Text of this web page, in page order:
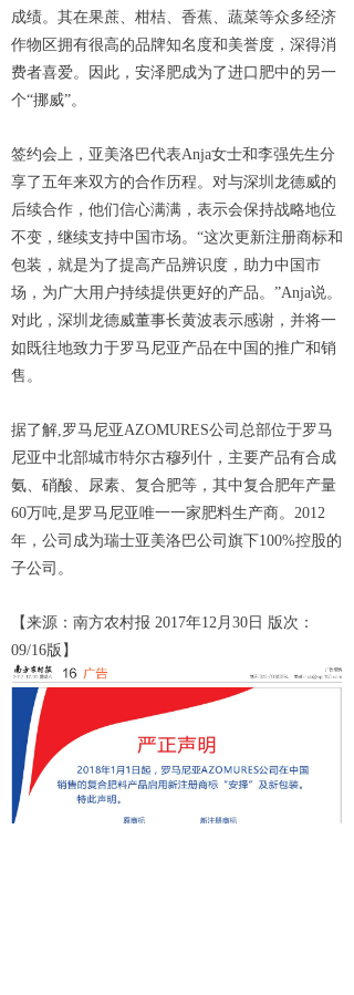
成绩。其在果蔗、柑桔、香蕉、蔬菜等众多经济
作物区拥有很高的品牌知名度和美誉度，深得消
费者喜爱。因此，安泽肥成为了进口肥中的另一
个“挪威”。
签约会上，亚美洛巴代表Anja女士和李强先生分
享了五年来双方的合作历程。对与深圳龙德威的
后续合作，他们信心满满，表示会保持战略地位
不变，继续支持中国市场。“这次更新注册商标和
包装，就是为了提高产品辨识度，助力中国市
场，为广大用户持续提供更好的产品。”Anja说。
对此，深圳龙德威董事长黄波表示感谢，并将一
如既往地致力于罗马尼亚产品在中国的推广和销
售。
据了解,罗马尼亚AZOMURES公司总部位于罗马
尼亚中北部城市特尔古穆列什，主要产品有合成
氨、硝酸、尿素、复合肥等，其中复合肥年产量
60万吨,是罗马尼亚唯一一家肥料生产商。2012
年，公司成为瑞士亚美洛巴公司旗下100%控股的
子公司。
【来源：南方农村报 2017年12月30日 版次：
09/16版】